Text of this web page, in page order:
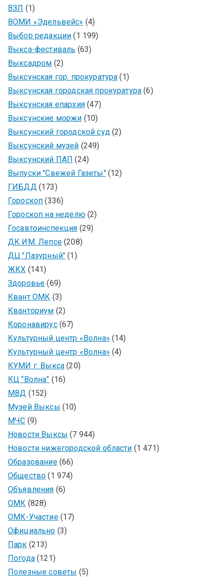
ВЗЛ (1)
ВОМИ «Эдельвейс» (4)
Выбор редакции (1 199)
Выкса-фестиваль (63)
Выксадром (2)
Выксунская гор. прокуратура (1)
Выксунская городская прокуратура (6)
Выксунская епархия(47)
Выксунские моржи (10)
Выксунский городской суд(2)
Выксунский музей (249)
Выксунский ПАП (24)
Выпуски "Свежей Газеты"(12)
ГИБДД(173)
Гороскоп (336)
Гороскоп на неделю(2)
Госавтоинспекция (29)
ДК ИМ. Лепсе(208)
ДЦ "Лазурный" (1)
ЖКХ (141)
Здоровье (69)
Квант ОМК (3)
Кванториум (2)
Коронавирус(67)
Культурный центр «Волна» (14)
Культурный центр «Волна» (4)
КУМИ г. Выкса (20)
КЦ “Волна” (16)
МВД (152)
Музей Выксы (10)
МЧС (9)
Новости Выксы (7 944)
Новости нижегородской области (1 471)
Образование(66)
Общество (1 974)
Объявления (6)
ОМК (828)
ОМК-Участие(17)
Официально (3)
Парк (213)
Погода(121)
Полезные советы (5)